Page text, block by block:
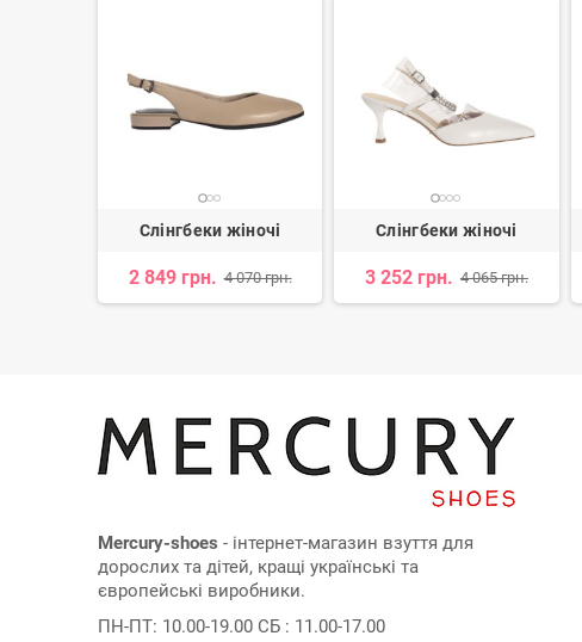
Слінгбеки жіночі
2 849 грн. 4 070 грн.
Слінгбеки жіночі
3 252 грн. 4 065 грн.
Mercury-shoes - інтернет-магазин взуття для
дорослих та дітей, кращі українські та
європейські виробники.
ПН-ПТ: 10.00-19.00 СБ : 11.00-17.00